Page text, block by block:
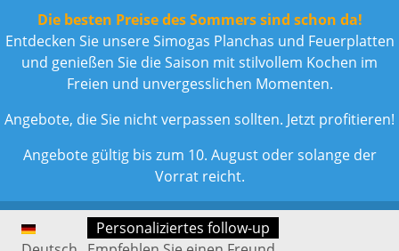
Die besten Preise des Sommers sind schon da!
Entdecken Sie unsere Simogas Planchas und Feuerplatten
und genießen Sie die Saison mit stilvollem Kochen im
Freien und unvergesslichen Momenten.
Angebote, die Sie nicht verpassen sollten. Jetzt profitieren!
Angebote gültig bis zum 10. August oder solange der
Vorrat reicht.
Personaliziertes follow-up